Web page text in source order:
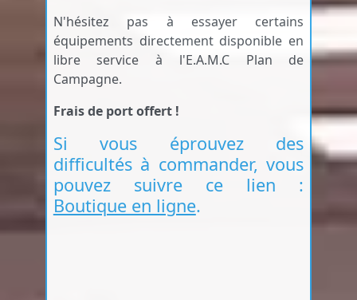
N'hésitez pas à essayer certains
équipements directement disponible en
libre service à l'E.A.M.C Plan de
Campagne.
Frais de port offert !
Si vous éprouvez des
difficultés à commander, vous
pouvez suivre ce lien :
Boutique en ligne.